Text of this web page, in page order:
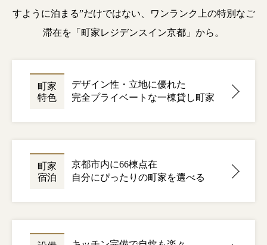
すように泊まる”だけではない、ワンランク上の特別なご
滞在を「町家レジデンスイン京都」から。
町家
特色
デザイン性・立地に優れた
完全プライベートな一棟貸し町家
町家
宿泊
京都市内に66棟点在
自分にぴったりの町家を選べる